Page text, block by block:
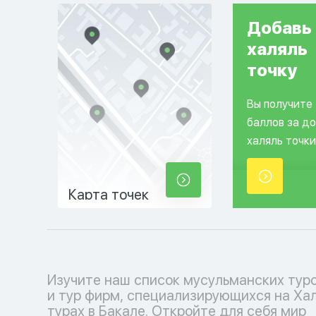
Карта точек
Добавь
халяль
точку
Вы получите
баллов за
халяль
Изучите наш список мусульманских
и тур фирм, специализирующихся на
турах в Бакале. Откройте для себя мир
соблюдения исламских традиций.
кофмортный отпуск с нашими
каждый момент наполнен умиротворением и